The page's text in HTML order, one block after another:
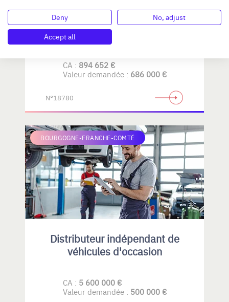
AMENAGEMENT de LA
MAISON
CA : 894 652 €
Valeur demandée : 686 000 €
N°18780
BOURGOGNE-FRANCHE-COMTÉ
Distributeur indépendant de
véhicules d'occasion
CA : 5 600 000 €
Valeur demandée : 500 000 €
Deny
No, adjust
Accept all